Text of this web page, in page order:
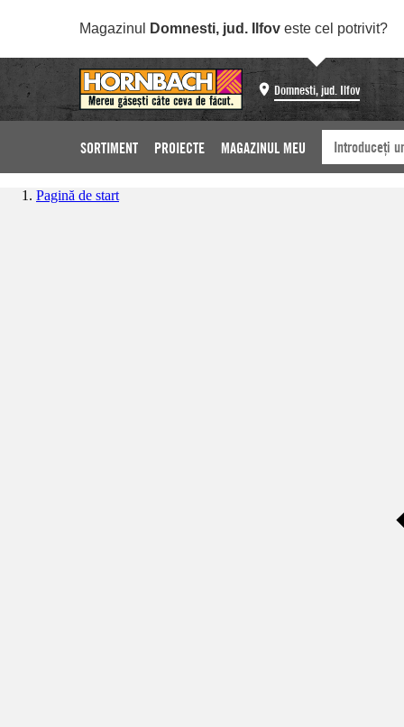
Magazinul Domnesti, jud. Ilfov este cel potrivit?
Domnesti, jud. Ilfov
SORTIMENT PROIECTE MAGAZINUL MEU
Pagină de start